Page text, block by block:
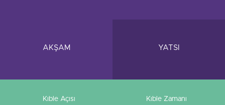
AKŞAM YATSI
Kıble Açısı Kıble Zamanı